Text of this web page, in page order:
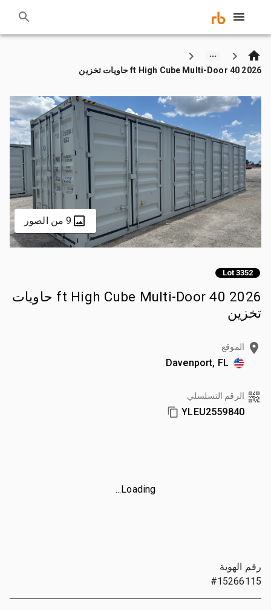
2026 40 ft High Cube Multi-Door حاويات تخزين
9 من الصور
Lot 3352
2026 40 ft High Cube Multi-Door حاويات
تخزين
الموقع
Davenport, FL
الرقم التسلسلي
YLEU2559840
Loading...
رقم الهوية
#15266115